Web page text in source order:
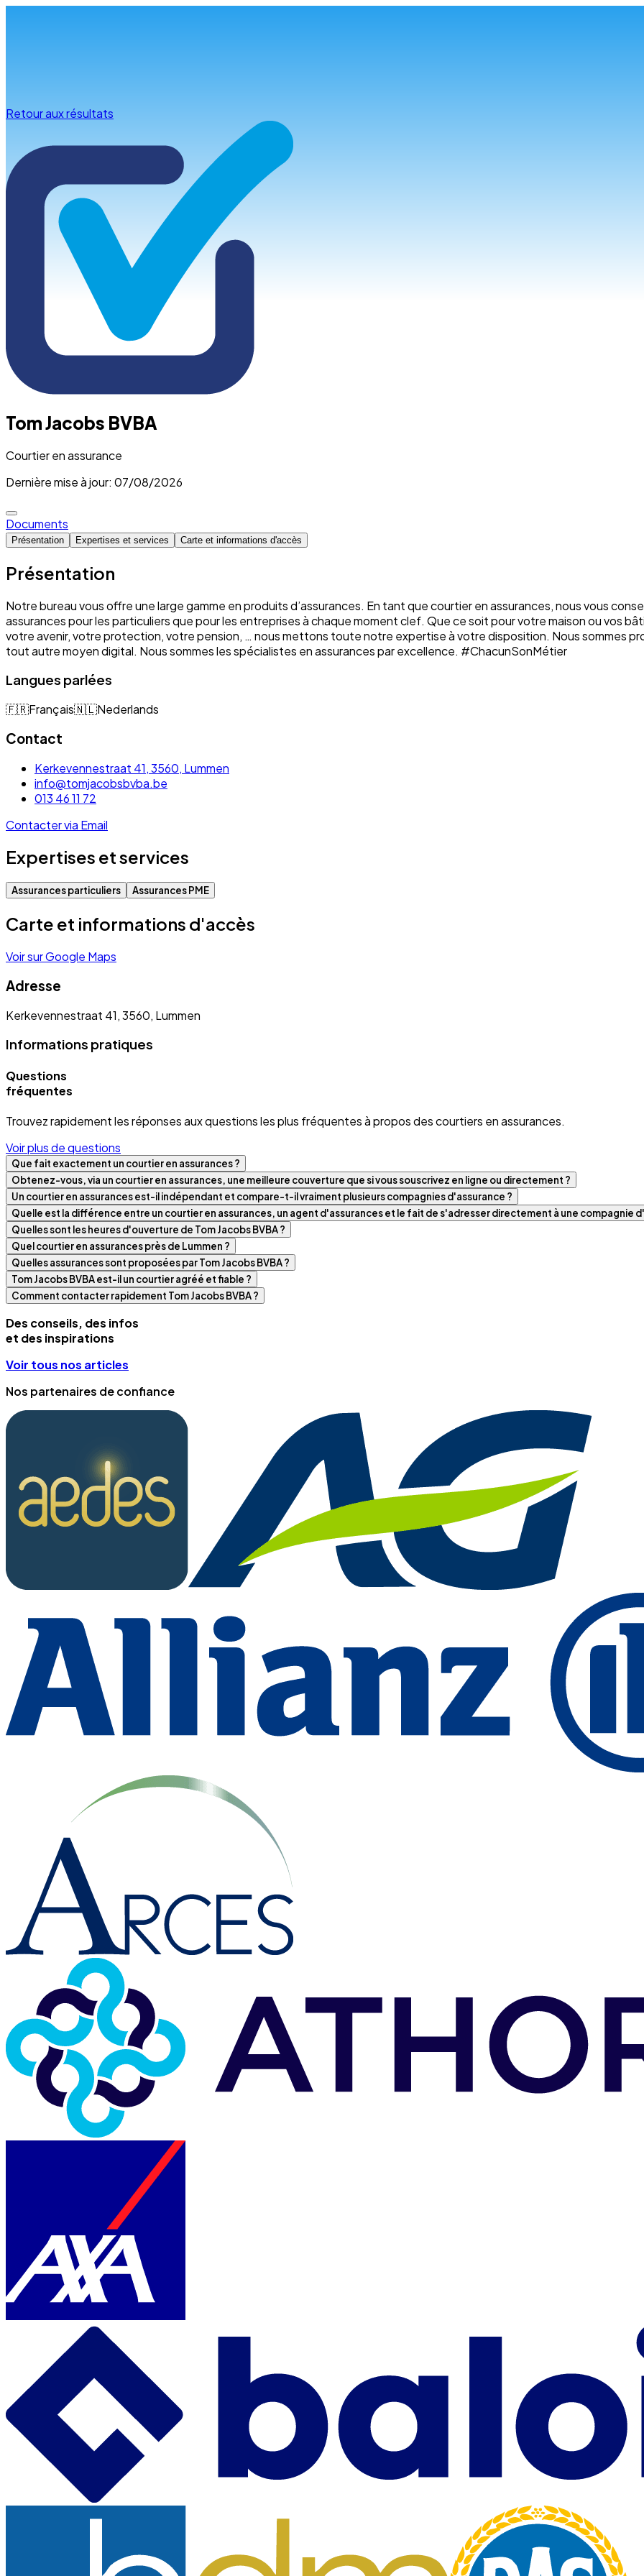
Retour aux résultats
Tom Jacobs BVBA
Courtier en assurance
Dernière mise à jour: 07/08/2026
Documents
Présentation Expertises et services Carte et informations d'accès
Présentation
Notre bureau vous offre une large gamme en produits d’assurances. En tant que courtier en assurances, nous vous
assurances pour les particuliers que pour les entreprises à chaque moment clef. Que ce soit pour votre maison ou vos
votre avenir, votre protection, votre pension, … nous mettons toute notre expertise à votre disposition. Nous sommes
tout autre moyen digital. Nous sommes les spécialistes en assurances par excellence. #ChacunSonMétier
Langues parlées
🇫🇷Français🇳🇱Nederlands
Contact
Kerkevennestraat 41, 3560, Lummen
info@tomjacobsbvba.be
013 46 11 72
Contacter via Email
Expertises et services
Assurances particuliers Assurances PME
Carte et informations d'accès
Voir sur Google Maps
Adresse
Kerkevennestraat 41, 3560, Lummen
Informations pratiques
Questions
fréquentes
Trouvez rapidement les réponses aux questions les plus fréquentes à propos des courtiers en assurances.
Voir plus de questions
Que fait exactement un courtier en assurances ?
Obtenez-vous, via un courtier en assurances, une meilleure couverture que si vous souscrivez en ligne ou directement ?
Un courtier en assurances est-il indépendant et compare-t-il vraiment plusieurs compagnies d'assurance ?
Quelle est la différence entre un courtier en assurances, un agent d'assurances et le fait de s'adresser directement à une compagnie
Quelles sont les heures d'ouverture de Tom Jacobs BVBA ?
Quel courtier en assurances près de Lummen ?
Quelles assurances sont proposées par Tom Jacobs BVBA ?
Tom Jacobs BVBA est-il un courtier agréé et fiable ?
Comment contacter rapidement Tom Jacobs BVBA ?
Des conseils, des infos
et des inspirations
Voir tous nos articles
Nos partenaires de confiance